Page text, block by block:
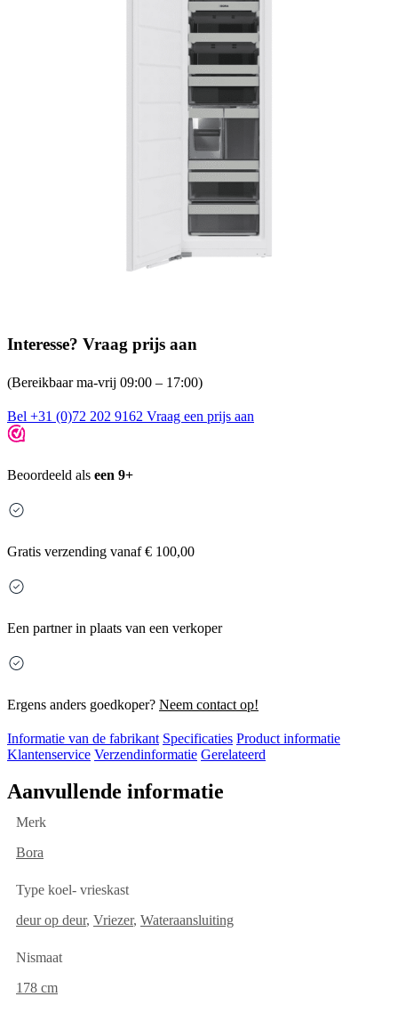
Interesse? Vraag prijs aan
(Bereikbaar ma-vrij 09:00 – 17:00)
Bel +31 (0)72 202 9162 Vraag een prijs aan
Beoordeeld als een 9+
Gratis verzending vanaf € 100,00
Een partner in plaats van een verkoper
Ergens anders goedkoper? Neem contact op!
Informatie van de fabrikant Specificaties Product informatie
Klantenservice Verzendinformatie Gerelateerd
Aanvullende informatie
Merk
Bora
Type koel- vrieskast
deur op deur, Vriezer, Wateraansluiting
Nismaat
178 cm